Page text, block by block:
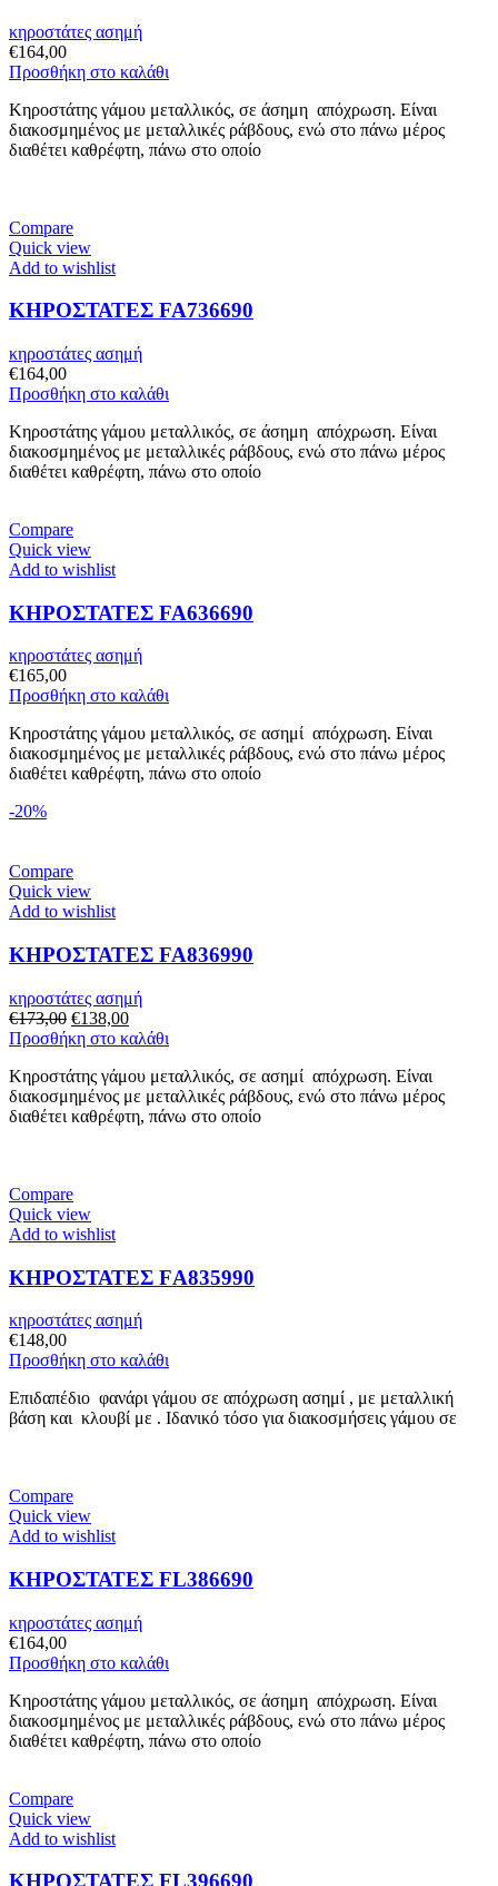
κηροστάτες ασημή
€164,00
Προσθήκη στο καλάθι
Κηροστάτης γάμου μεταλλικός, σε άσημη απόχρωση. Είναι
διακοσμημένος με μεταλλικές ράβδους, ενώ στο πάνω μέρος
διαθέτει καθρέφτη, πάνω στο οποίο
Compare
Quick view
Add to wishlist
ΚΗΡΟΣΤΑΤΕΣ FA736690
κηροστάτες ασημή
€164,00
Προσθήκη στο καλάθι
Κηροστάτης γάμου μεταλλικός, σε άσημη απόχρωση. Είναι
διακοσμημένος με μεταλλικές ράβδους, ενώ στο πάνω μέρος
διαθέτει καθρέφτη, πάνω στο οποίο
Compare
Quick view
Add to wishlist
ΚΗΡΟΣΤΑΤΕΣ FA636690
κηροστάτες ασημή
€165,00
Προσθήκη στο καλάθι
Κηροστάτης γάμου μεταλλικός, σε ασημί απόχρωση. Είναι
διακοσμημένος με μεταλλικές ράβδους, ενώ στο πάνω μέρος
διαθέτει καθρέφτη, πάνω στο οποίο
-20%
Compare
Quick view
Add to wishlist
ΚΗΡΟΣΤΑΤΕΣ FA836990
κηροστάτες ασημή
€173,00 Original
price
€173,00.
€138,00Η
τρέχουσα
είναι:
€138,00.
Προσθήκη στο καλάθι
Κηροστάτης γάμου μεταλλικός, σε ασημί απόχρωση. Είναι
διακοσμημένος με μεταλλικές ράβδους, ενώ στο πάνω μέρος
διαθέτει καθρέφτη, πάνω στο οποίο
Compare
Quick view
Add to wishlist
ΚΗΡΟΣΤΑΤΕΣ FΑ835990
κηροστάτες ασημή
€148,00
Προσθήκη στο καλάθι
Επιδαπέδιο φανάρι γάμου σε απόχρωση ασημί , με μεταλλική
βάση και κλουβί με . Ιδανικό τόσο για διακοσμήσεις γάμου σε
Compare
Quick view
Add to wishlist
ΚΗΡΟΣΤΑΤΕΣ FL386690
κηροστάτες ασημή
€164,00
Προσθήκη στο καλάθι
Κηροστάτης γάμου μεταλλικός, σε άσημη απόχρωση. Είναι
διακοσμημένος με μεταλλικές ράβδους, ενώ στο πάνω μέρος
διαθέτει καθρέφτη, πάνω στο οποίο
Compare
Quick view
Add to wishlist